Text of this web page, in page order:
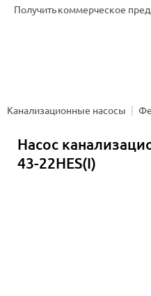
Получитькоммерческое
Канализационные насосы
Насос
43-22HES(I)